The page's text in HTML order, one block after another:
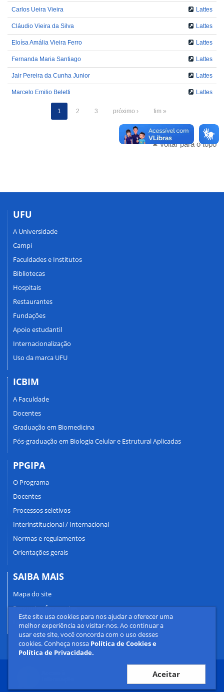
Este site usa cookies para nos ajudar a oferecer uma
melhor experiência ao visitar-nos. Ao continuar a
usar este site, você concorda com o uso desses
cookies. Conheça nossa Política de Cookies e
Política de Privacidade.
Aceitar
Carlos Ueira Vieira Lattes
Cláudio Vieira da Silva Lattes
Eloísa Amália Vieira Ferro Lattes
Fernanda Maria Santiago Lattes
Jair Pereira da Cunha Junior Lattes
Marcelo Emilio Beletti Lattes
1 2 3 próximo › fim »
Voltar para o topo
UFU
A Universidade
Campi
Faculdades e Institutos
Bibliotecas
Hospitais
Restaurantes
Fundações
Apoio estudantil
Internacionalização
Uso da marca UFU
ICBIM
A Faculdade
Docentes
Graduação em Biomedicina
Pós-graduação em Biologia Celular e Estrutural Aplicadas
PPGIPA
O Programa
Docentes
Processos seletivos
Interinstitucional / Internacional
Normas e regulamentos
Orientações gerais
SAIBA MAIS
Mapa do site
Perguntas frequentes
Fale conosco